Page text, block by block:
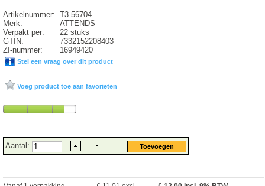
Artikelnummer:
Merk:
Verpakt per:
GTIN:
ZI-nummer:
T3 56704
ATTENDS
22 stuks
7332152208403
16949420
Stel een vraag over dit product
Voeg product toe aan favorieten
Aantal: